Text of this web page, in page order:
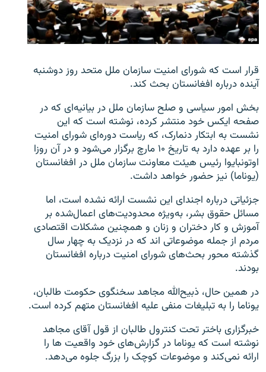
تماس
صفحه پشتو
Azadi English
همۀ سایت‌های رادیو آزادی/ رادیو اروپای آزاد
قرار است که شورای امنیت سازمان ملل متحد روز دوشنبه
آینده درباره افغانستان بحث کند.
بخش امور سیاسی و صلح‌ سازمان ملل در بیانیه‌ای که در
صفحه ایکس خود منتشر کرده، نوشته است که این
نشست به ابتکار دنمارک، که ریاست دوره‌ای شورای امنیت
را بر عهده دارد به تاریخ ۱۰ مارچ برگزار می‌شود و در آن روزا
اوتونبایوا رئیس هیئت معاونت سازمان ملل در افغانستان
(یوناما) نیز حضور خواهد داشت.
جزئیاتی درباره اجندای این نشست ارائه نشده است، اما
مسائل حقوق بشر، به‌ویژه محدودیت‌های اعمال‌شده بر
آموزش و کار دختران و زنان و همچنین مشکلات اقتصادی
مردم از جمله موضوعاتی اند که در نزدیک به چهار سال
گذشته محور بحث‌های شورای امنیت درباره افغانستان
بودند.
در همین حال، ذبیح‌الله مجاهد سخنگوی حکومت طالبان،
یوناما را به تبلیغات منفی علیه افغانستان متهم کرده است.
خبرگزاری باختر تحت کنترول طالبان از قول آقای مجاهد
نوشته است که یوناما در گزارش‌های خود واقعیت‌ ها را
ارائه نمی‌کند و موضوعات کوچک را بزرگ جلوه می‌دهد.